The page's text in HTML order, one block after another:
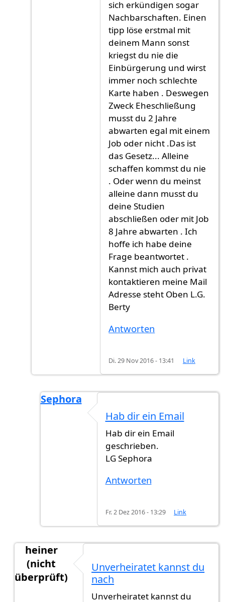
sich erkündigen sogar
Nachbarschaften. Einen
tipp löse erstmal mit
deinem Mann sonst
kriegst du nie die
Einbürgerung und wirst
immer noch schlechte
Karte haben . Deswegen
Zweck Eheschließung
musst du 2 Jahre
abwarten egal mit einem
Job oder nicht .Das ist
das Gesetz... Alleine
schaffen kommst du nie
. Oder wenn du meinst
alleine dann musst du
deine Studien
abschließen oder mit Job
8 Jahre abwarten . Ich
hoffe ich habe deine
Frage beantwortet .
Kannst mich auch privat
kontaktieren meine Mail
Adresse steht Oben L.G.
Berty
Antworten
Di. 29 Nov 2016 - 13:41 Link
Sephora
Liebe Sephora sorry wieder
Hab dir ein Email
Hab dir ein Email
geschrieben.
LG Sephora
Antworten
Fr. 2 Dez 2016 - 13:29 Link
heiner
(nicht
überprüft)
Ich wohne seit 10 Jahren im
Unverheiratet kannst du
nach
Unverheiratet kannst du